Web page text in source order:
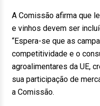
A Comissão afirma que
e vinhos devem ser
“Espera-se que as
competitividade e o
agroalimentares da UE,
sua participação de
a Comissão.